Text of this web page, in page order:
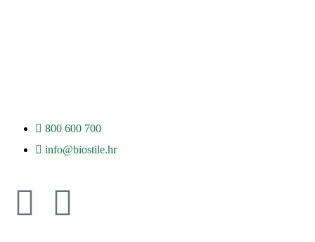
800 600 700
info@biostile.hr